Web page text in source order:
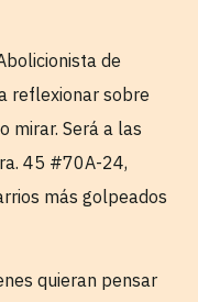
de
reflexionar sobre
mirar. Será a las
45 #70A-24,
más golpeados
quieran pensar